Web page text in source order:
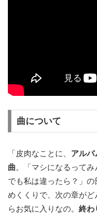
曲について
「皮肉なことに、 アルバ
曲。「マシになるって
でも私は違ったら？」
めくくりで、次の章が
らお気に入りなの。 終わ